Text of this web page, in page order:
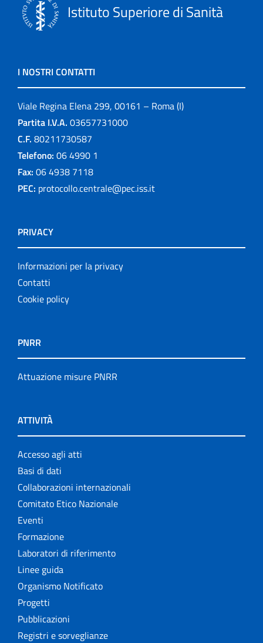
Istituto Superiore di Sanità
I NOSTRI CONTATTI
Viale Regina Elena 299, 00161 – Roma (I)
Partita I.V.A. 03657731000
C.F. 80211730587
Telefono: 06 4990 1
Fax: 06 4938 7118
PEC: protocollo.centrale@pec.iss.it
PRIVACY
Informazioni per la privacy
Contatti
Cookie policy
PNRR
Attuazione misure PNRR
ATTIVITÀ
Accesso agli atti
Basi di dati
Collaborazioni internazionali
Comitato Etico Nazionale
Eventi
Formazione
Laboratori di riferimento
Linee guida
Organismo Notificato
Progetti
Pubblicazioni
Registri e sorveglianze